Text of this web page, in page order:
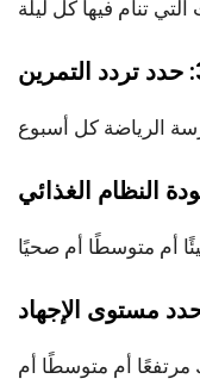
مرتفعًا أم متوسطًا أم